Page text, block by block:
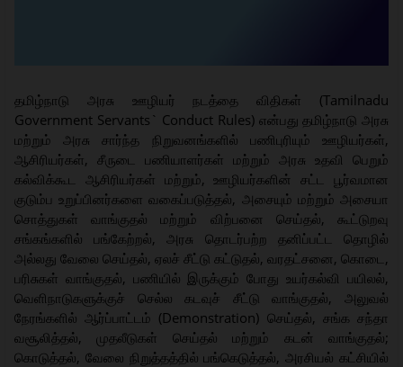
தமிழ்நாடு அரசு ஊழியர் நடத்தை விதிகள் (Tamilnadu
Government Servants` Conduct Rules) என்பது தமிழ்நாடு அரசு
மற்றும் அரசு சார்ந்த நிறுவனங்களில் பணிபுரியும் ஊழியர்கள்,
ஆசிரியர்கள், சீருடை பணியாளர்கள் மற்றும் அரசு உதவி பெறும்
கல்விக்கூட ஆசிரியர்கள் மற்றும், ஊழியர்களின் சட்ட பூர்வமான
குடும்ப உறுப்பினர்களை வகைப்படுத்தல், அசையும் மற்றும் அசையா
சொத்துகள் வாங்குதல் மற்றும் விற்பனை செய்தல், கூட்டுறவு
சங்கங்களில் பங்கேற்றல், அரசு தொடர்பற்ற தனிப்பட்ட தொழில்
அல்லது வேலை செய்தல், ஏலச் சீட்டு கட்டுதல், வரதட்சனை, கொடை,
பரிசுகள் வாங்குதல், பணியில் இருக்கும் போது உயர்கல்வி பயிலல்,
வெளிநாடுகளுக்குச் செல்ல கடவுச் சீட்டு வாங்குதல், அலுவல்
நேரங்களில் ஆர்ப்பாட்டம் (Demonstration) செய்தல், சங்க சந்தா
வசூலித்தல், முதலீடுகள் செய்தல் மற்றும் கடன் வாங்குதல்;
கொடுத்தல், வேலை நிறுத்தத்தில் பங்கெடுத்தல், அரசியல் கட்சியில்